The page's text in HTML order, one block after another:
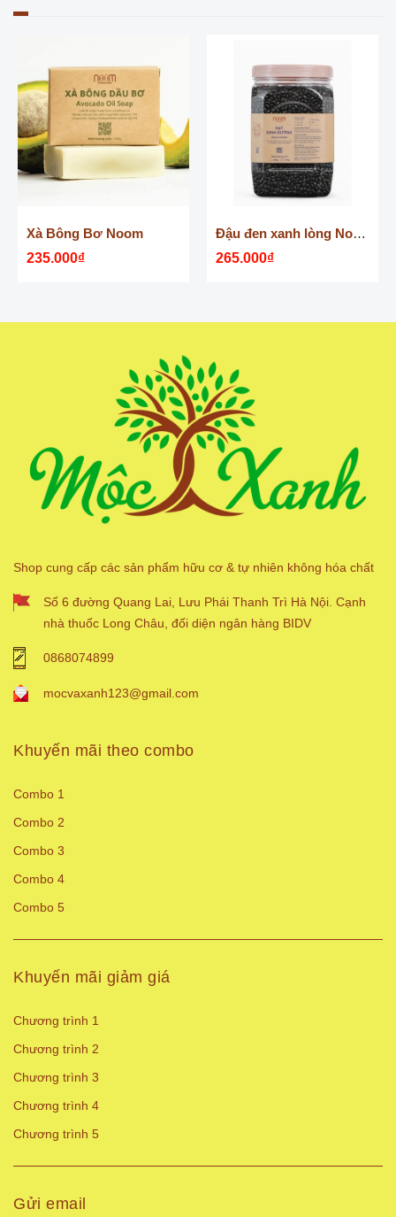
Xà Bông Bơ Noom
235.000₫
Đậu đen xanh lòng Noom 1.4 kg
265.000₫
Shop cung cấp các sản phẩm hữu cơ & tự nhiên không hóa chất
Số 6 đường Quang Lai, Lưu Phái Thanh Trì Hà Nội. Cạnh
nhà thuốc Long Châu, đối diện ngân hàng BIDV
0868074899
mocvaxanh123@gmail.com
Khuyến mãi theo combo
Combo 1
Combo 2
Combo 3
Combo 4
Combo 5
Khuyến mãi giảm giá
Chương trình 1
Chương trình 2
Chương trình 3
Chương trình 4
Chương trình 5
Gửi email